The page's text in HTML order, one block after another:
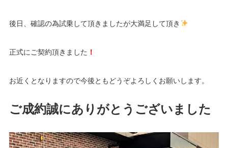
後日、確認の為試乗して頂きましたが大満足して頂き
正式にご契約頂きました ！
お近くとなりますので今後ともどうぞよろしくお願いします。
ご成約誠にありがとうございました